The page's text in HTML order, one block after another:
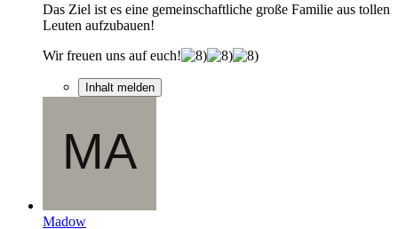
Das Ziel ist es eine gemeinschaftliche große Familie aus tollen
Leuten aufzubauen!
Wir freuen uns auf euch!
Inhalt melden
Madow